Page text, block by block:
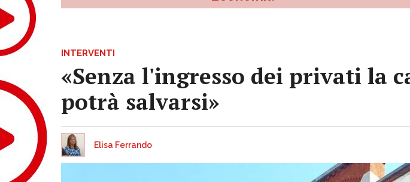
INTERVENTI
«Senza l'ingresso dei privati la
potrà salvarsi»
Elisa Ferrando